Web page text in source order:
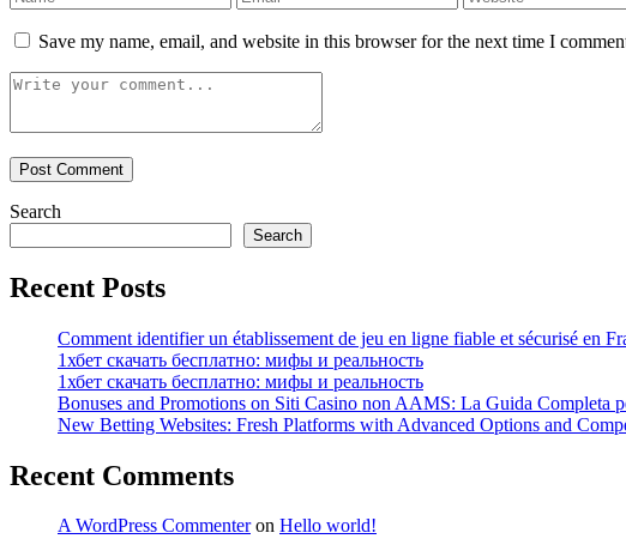
Save my name, email, and website in this browser for the next time I
Search
Search
Recent Posts
Comment identifier un établissement de jeu en ligne fiable et sécurisé en
1хбет скачать бесплатно: мифы и реальность
1хбет скачать бесплатно: мифы и реальность
Bonuses and Promotions on Siti Casino non AAMS: La Guida Completa
New Betting Websites: Fresh Platforms with Advanced Options and
Recent Comments
A WordPress Commenteron Hello world!